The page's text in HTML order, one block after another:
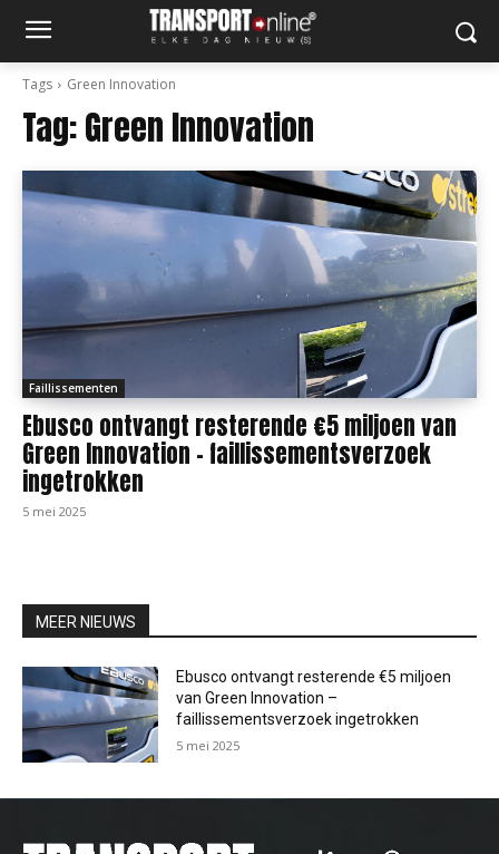
Tags Green Innovation
Tag:Green Innovation
Faillissementen
Ebusco ontvangt resterende €5 miljoen van
Green Innovation – faillissementsverzoek
ingetrokken
5 mei 2025
MEER NIEUWS
Ebusco ontvangt resterende €5 miljoen
van Green Innovation –
faillissementsverzoek ingetrokken
5 mei 2025